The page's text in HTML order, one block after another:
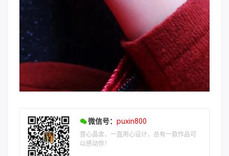
微信号： puxin800
菩心晶舍，一直用心设计，总有一款作品可
以感动你！